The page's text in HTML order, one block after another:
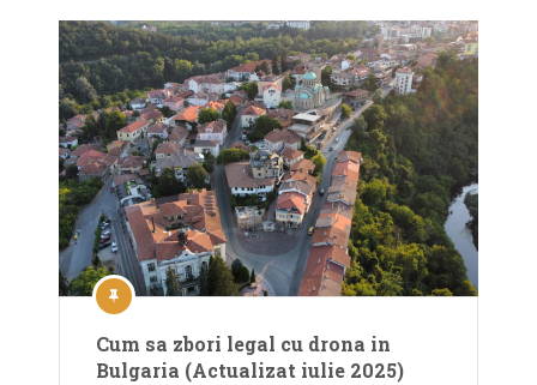
Cum sa zbori legal cu drona in
Bulgaria (Actualizat iulie 2025)